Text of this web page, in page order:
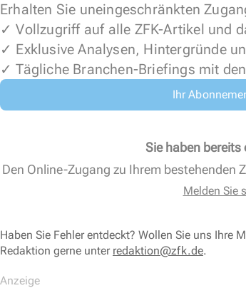
Erhalten Sie uneingeschränkten
✓ Vollzugriff auf alle ZFK-Artikel und
✓ Exklusive Analysen, Hintergründe
✓ Tägliche Branchen-Briefings mit
Ihr
Sie haben bereits
Den Online-Zugang zu Ihrem bestehenden
Melden Sie
Haben Sie Fehler entdeckt? Wollen Sie uns Ihre
Redaktion gerne unter redaktion@zfk.de.